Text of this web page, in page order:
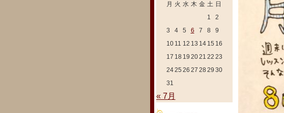
月 火 水 木 金 土 日
1
2
3
4 5 6 7 8
9
10 11 12 13 14 15 16
17 18 19 2021 22 23
2425 26 27 28 29 30
31
« 7月